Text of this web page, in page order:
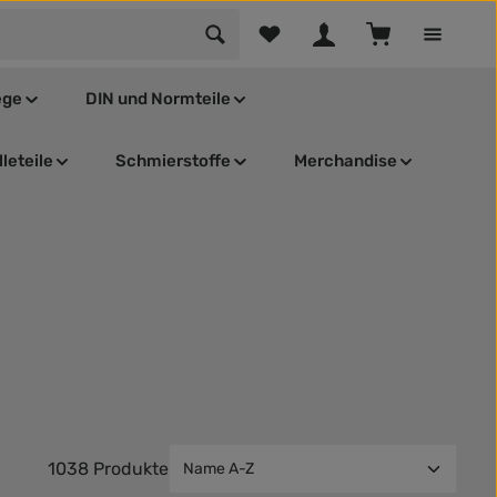
Du hast 0 Produkte auf dem
DIN und Normteile
Schmierstoffe Merchandise
1038 Produkte